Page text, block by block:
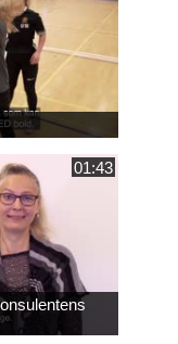
01:43